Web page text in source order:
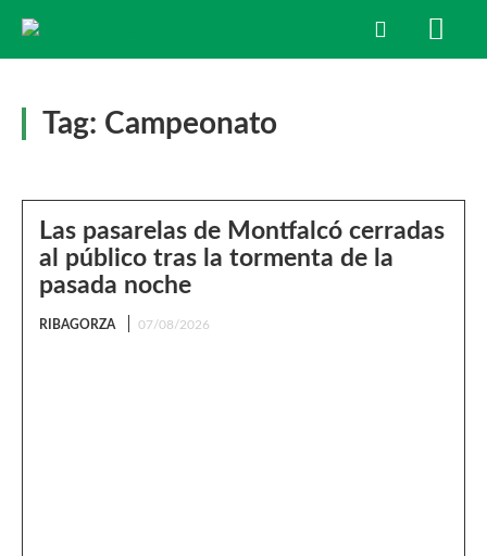
Tag: Campeonato
Las pasarelas de Montfalcó cerradas
al público tras la tormenta de la
pasada noche
RIBAGORZA 07/08/2026